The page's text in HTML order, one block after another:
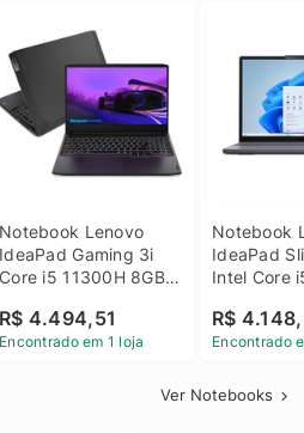
Notebook Lenovo
IdeaPad Gaming 3i
Core i5 11300H 8GB
GTX 1650 4GB 15.6
FHD Linux - Preto
R$ 4.494,51
Encontrado em 1 loja
Notebook
IdeaPad
Intel Core
SSD Win
R$
Encontrado
Ver Notebooks